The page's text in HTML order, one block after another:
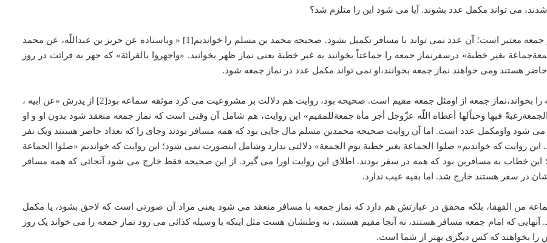
می تواند مکمل عدد بشوند. آیا می شود این را متلزم شد؟
ادله ای داشتیم که مقتضای ان ادله این استکه آن عددی که در نماز جمعه معتبر است؛ آن عدد نمی تواند با مسافر تکمیل بشود. صحیحه محمد بن مسلم را خواندیم[1] « وباسناده عن حریز بن عبداللّه، عن محمد
السفر صلاة الجمعة‌جماعة بغیر خطبة» درسفرنماز جمعه را جماعتاً بخوانید به غیر خطبة یعنی نماز ظهر بخوانید. «‌واجهروا بالقرائة» که جهر به قرائت در روز
هستند ومی خواهند نماز جمعه بخوانند،‌او نمی تواند مکمل عدد در نماز جمعه شود.
اما آن صحیحه ای که خواندیم دلالت می کرد مسافری که نماز جمعه را بخواند،‌نماز جمعه از اومثل جمعه مقیم است. صحیحه بود، روایت هم دلالت بر مشروعیت می کرد موثقه سماعه بود[2] از پدرش «‌عن ابیه ،
قال: أیما مسافر صلّی الجمعة‌رغبةً فیها وحباًلها أعطاه اللّه عزّوجل أجر مأة جمعة‌للمقیم» این روایت، ‌هم شامل آن وقتی است که نماز جمعه منعقد شود بدون او و او
شود واومکمل عدد است. اما آن روایت صحیحه محمدبن مسلم مال جایی بود که همه مسافر بودند وجای را که تعداد حاضر هستند ویک نفر
روایت که خواندیم« صلوا الجماعة بغیر خطبة یوم الجمعة» دلالتی ندارد وشامل اینصورت نمی شود؛ این روایت که خواندیم «‌صلوا الجماعة
خطاب به مسافرین بود که همه در سفر بودند. اطلاق این روایت اورا می گیرد. از این صحیحه فقط خارج می شود آنجائی که همه مسافر
در سفر هستند خارج شد. اما بقیه عیب ندارد.
من الفهقا، بلکه محقق در عبارتش هم دارد که نماز جمعه با مسافر منعقد می شود یعنی مراد آن صورتی است که لاحق بشود، یا مکمل
آنهایی که امام جمعه مسافر هستند، نه آنجا مقیم هستند، نه وطنشان هست مثل اینکه با وسیله کذائی می رود نماز جمعه را می خواند یک روز
بخواهند که کس دیگری بهتر از شما است.